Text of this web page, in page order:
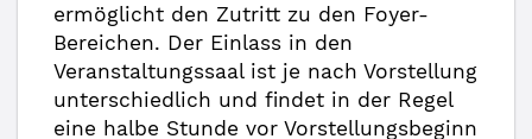
ermöglicht den Zutritt zu den Foyer-
Bereichen. Der Einlass in den
Veranstaltungssaal ist je nach Vorstellung
unterschiedlich und findet in der Regel
eine halbe Stunde vor Vorstellungsbeginn